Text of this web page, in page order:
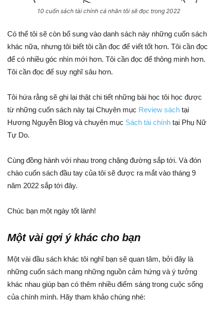
10 cuốn sách tài chính cá nhân tôi sẽ đọc trong 2022
Có thể tôi sẽ còn bổ sung vào danh sách này những cuốn sách
khác nữa, nhưng tôi biết tôi cần đọc để viết tốt hơn. Tôi cần đọc
để có nhiều góc nhìn mới hơn. Tôi cần đọc để thông minh hơn.
Tôi cần đọc để suy nghĩ sâu hơn.
Tôi hứa rằng sẽ ghi lại thật chi tiết những bài học tôi học được
từ những cuốn sách này tại Chuyên mục Review sách tại
Hương Nguyễn Blog và chuyên mục Sách tài chính tại Phụ Nữ
Tự Do.
Cùng đồng hành với nhau trong chặng đường sắp tới. Và đón
chào cuốn sách đầu tay của tôi sẽ được ra mắt vào tháng 9
năm 2022 sắp tới đây.
Chúc bạn một ngày tốt lành!
Một vài gợi ý khác cho bạn
Một vài đầu sách khác tôi nghĩ bạn sẽ quan tâm, bởi đây là
những cuốn sách mang những nguồn cảm hứng và ý tưởng
khác nhau giúp bạn có thêm nhiều điểm sáng trong cuộc sống
của chính mình. Hãy tham khảo chúng nhé: